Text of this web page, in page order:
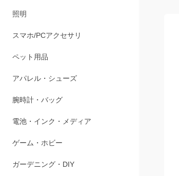
照明
スマホ/PCアクセサリ
ペット用品
アパレル・シューズ
腕時計・バッグ
電池・インク・メディア
ゲーム・ホビー
ガーデニング・DIY